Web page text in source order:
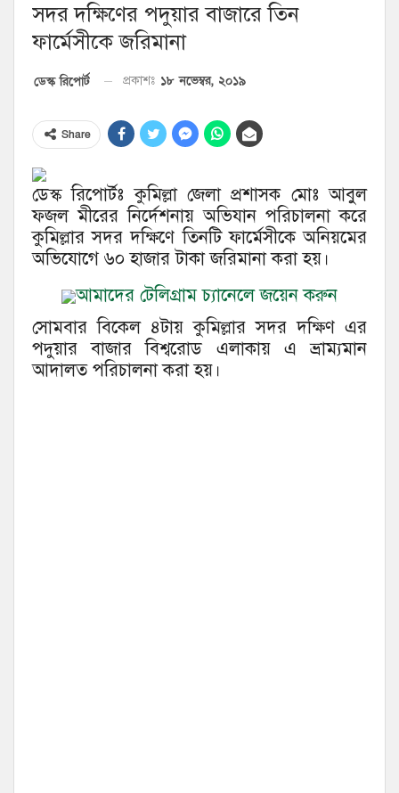
সদর দক্ষিণের পদুয়ার বাজারে তিন
ফার্মেসীকে জরিমানা
ডেস্ক রিপোর্ট প্রকাশঃ ১৮ নভেম্বর, ২০১৯
Share
ডেস্ক রিপোর্টঃ কুমিল্লা জেলা প্রশাসক মোঃ আবুল
ফজল মীরের নির্দেশনায় অভিযান পরিচালনা করে
কুমিল্লার সদর দক্ষিণে তিনটি ফার্মেসীকে অনিয়মের
অভিযোগে ৬০ হাজার টাকা জরিমানা করা হয়।
আমাদের টেলিগ্রাম চ্যানেলে জয়েন করুন
সোমবার বিকেল ৪টায় কুমিল্লার সদর দক্ষিণ এর
পদুয়ার বাজার বিশ্বরোড এলাকায় এ ভ্রাম্যমান
আদালত পরিচালনা করা হয়।